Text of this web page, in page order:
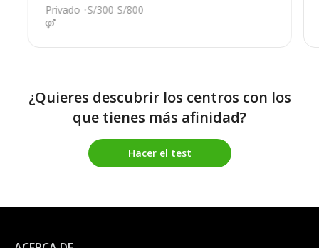
Privado S/300-S/800
¿Quieres descubrir los centros con los
que tienes más afinidad?
Hacer el test